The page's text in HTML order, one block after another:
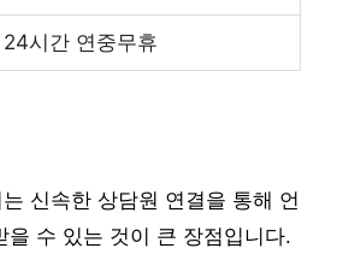
24시간 연중무휴
신속한 상담원 연결을 통해 언
을 수 있는 것이 큰 장점입니다.